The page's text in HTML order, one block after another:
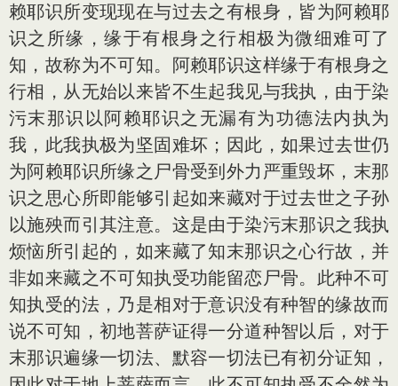
赖耶识所变现现在与过去之有根身，皆为阿赖耶
识之所缘，缘于有根身之行相极为微细难可了
知，故称为不可知。阿赖耶识这样缘于有根身之
行相，从无始以来皆不生起我见与我执，由于染
污末那识以阿赖耶识之无漏有为功德法内执为
我，此我执极为坚固难坏；因此，如果过去世仍
为阿赖耶识所缘之尸骨受到外力严重毁坏，末那
识之思心所即能够引起如来藏对于过去世之子孙
以施殃而引其注意。这是由于染污末那识之我执
烦恼所引起的，如来藏了知末那识之心行故，并
非如来藏之不可知执受功能留恋尸骨。此种不可
知执受的法，乃是相对于意识没有种智的缘故而
说不可知，初地菩萨证得一分道种智以后，对于
末那识遍缘一切法、默容一切法已有初分证知，